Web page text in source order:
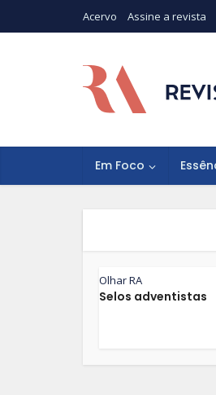
Acervo Assine a revista
Em Foco
Olhar RA
Selos adventistas